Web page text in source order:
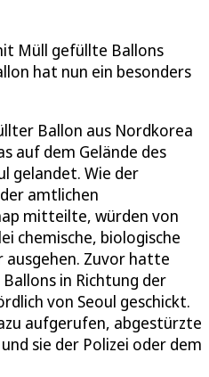
Müll gefüllte Ballons
hat nun ein besonders
Ballon aus Nordkorea
auf dem Gelände des
gelandet. Wie der
amtlichen
mitteilte, würden von
chemische, biologische
ausgehen. Zuvor hatte
in Richtung der
von Seoul geschickt.
aufgerufen, abgestürzte
sie der Polizei oder dem